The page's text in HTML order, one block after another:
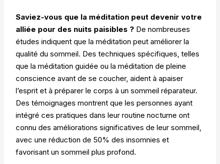
Saviez-vous que la méditation peut devenir votre
alliée pour des nuits paisibles ? De nombreuses
études indiquent que la méditation peut améliorer la
qualité du sommeil. Des techniques spécifiques, telles
que la méditation guidée ou la méditation de pleine
conscience avant de se coucher, aident à apaiser
l’esprit et à préparer le corps à un sommeil réparateur.
Des témoignages montrent que les personnes ayant
intégré ces pratiques dans leur routine nocturne ont
connu des améliorations significatives de leur sommeil,
avec une réduction de 50% des insomnies et
favorisant un sommeil plus profond.